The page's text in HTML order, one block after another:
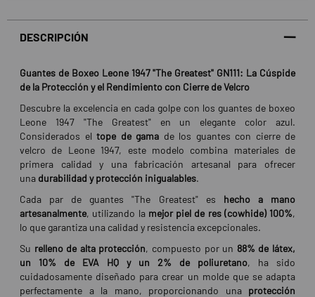
DESCRIPCIÓN
Guantes de Boxeo Leone 1947 "The Greatest" GN111: La Cúspide
de la Protección y el Rendimiento con Cierre de Velcro
Descubre la excelencia en cada golpe con los guantes de boxeo
Leone 1947 "The Greatest" en un elegante color azul.
Considerados el tope de gama de los guantes con cierre de
velcro de Leone 1947, este modelo combina materiales de
primera calidad y una fabricación artesanal para ofrecer
una durabilidad y protección inigualables.
Cada par de guantes "The Greatest" es hecho a mano
artesanalmente, utilizando la mejor piel de res (cowhide) 100%,
lo que garantiza una calidad y resistencia excepcionales.
Su relleno de alta protección, compuesto por un 88% de látex,
un 10% de EVA HQ y un 2% de poliuretano, ha sido
cuidadosamente diseñado para crear un molde que se adapta
perfectamente a la mano, proporcionando una protección